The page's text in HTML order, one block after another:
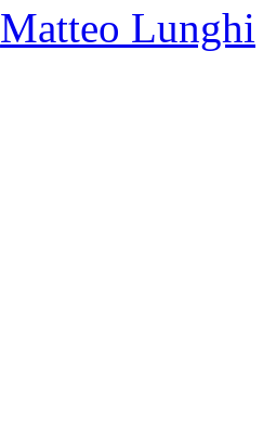
Matteo Lunghi